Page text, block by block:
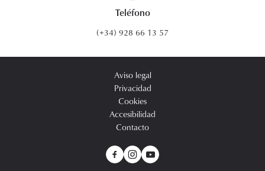
Teléfono
(+34) 928 66 13 57
Aviso legal
Privacidad
Cookies
Accesibilidad
Contacto